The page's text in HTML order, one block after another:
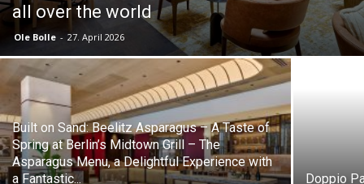
all over the world
Ole Bolle - 27. April 2026
Built on Sand: Beelitz Asparagus – A Taste of
Spring at Berlin’s Midtown Grill – The
Asparagus Menu, a Delightful Experience with
a Fantastic...
Doppio